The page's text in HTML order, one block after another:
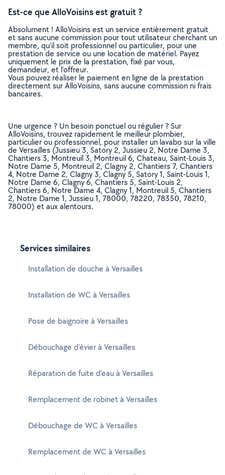
Est-ce que AlloVoisins est gratuit ?
Absolument ! AlloVoisins est un service entièrement gratuit
et sans aucune commission pour tout utilisateur cherchant un
membre, qu’il soit professionnel ou particulier, pour une
prestation de service ou une location de matériel. Payez
uniquement le prix de la prestation, fixé par vous,
demandeur, et l’offreur.
Vous pouvez réaliser le paiement en ligne de la prestation
directement sur AlloVoisins, sans aucune commission ni frais
bancaires.
Une urgence ? Un besoin ponctuel ou régulier ? Sur
AlloVoisins, trouvez rapidement le meilleur plombier,
particulier ou professionnel, pour installer un lavabo sur la ville
de Versailles (Jussieu 3, Satory 2, Jussieu 2, Notre Dame 3,
Chantiers 3, Montreuil 3, Montreuil 6, Chateau, Saint-Louis 3,
Notre Dame 5, Montreuil 2, Clagny 2, Chantiers 7, Chantiers
4, Notre Dame 2, Clagny 3, Clagny 5, Satory 1, Saint-Louis 1,
Notre Dame 6, Clagny 6, Chantiers 5, Saint-Louis 2,
Chantiers 6, Notre Dame 4, Clagny 1, Montreuil 5, Chantiers
2, Notre Dame 1, Jussieu 1, 78000, 78220, 78350, 78210,
78000) et aux alentours.
Services similaires
Installation de douche à Versailles
Installation de WC à Versailles
Pose de baignoire à Versailles
Débouchage d'évier à Versailles
Réparation de fuite d'eau à Versailles
Remplacement de robinet à Versailles
Débouchage de WC à Versailles
Remplacement de WC à Versailles